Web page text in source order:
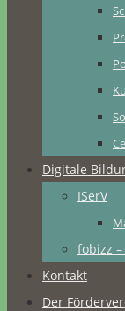
Digitale
ISerV
fobizz
Kontakt
Der